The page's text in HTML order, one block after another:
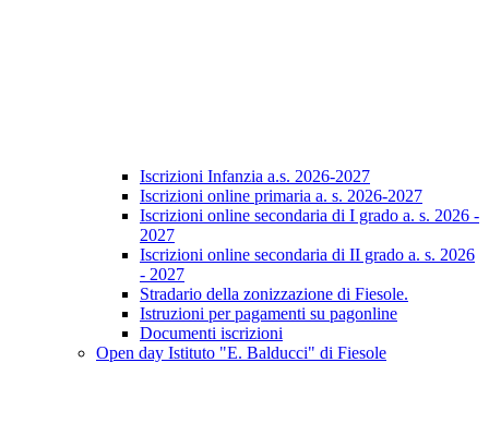
Iscrizioni Infanzia a.s. 2026-2027
Iscrizioni online primaria a. s. 2026-2027
Iscrizioni online secondaria di I grado a. s. 2026 -
2027
Iscrizioni online secondaria di II grado a. s. 2026
- 2027
Stradario della zonizzazione di Fiesole.
Istruzioni per pagamenti su pagonline
Documenti iscrizioni
Open day Istituto "E. Balducci" di Fiesole